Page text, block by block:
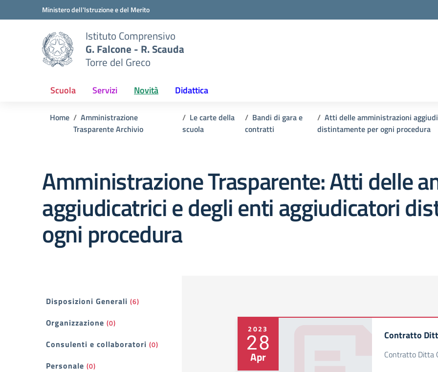
Vai ai contenuti
Vai al menu di navigazioneMinistero dell'Istruzione e del Merito
Istituto Comprensivo
G. Falcone - R. Scauda
Torre del Greco
Scuola Servizi Novità Didattica
Home
Amministrazione
Trasparente Archivio
Le carte della
scuola
Bandi di gara e
contratti
Atti delle amministrazioni
distintamente per ogni procedura
Amministrazione Trasparente:Atti delle
aggiudicatrici e degli enti aggiudicatori
ogni procedura
Filtri
Disposizioni Generali (6)
Organizzazione (0)
Consulenti e collaboratori (0)
Personale (0)
2023
28
Apr
Contratto
Contratto Ditta